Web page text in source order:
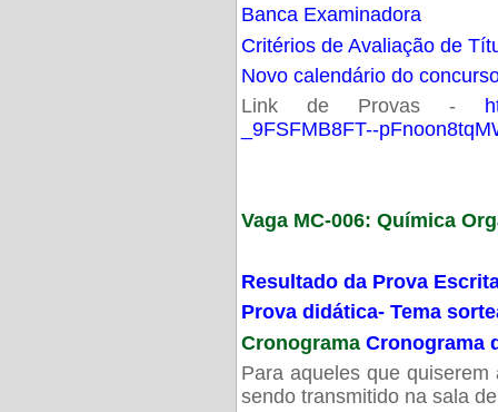
Banca Examinadora
Critérios de Avaliação de
Novo calendário do
Link de Provas -
_9FSFMB8FT--
Vaga MC-006: Química
Resultado da Prova
Prova didática- Tema
Cronograma Cronograma
Para aqueles que
sendo transmitido na sala